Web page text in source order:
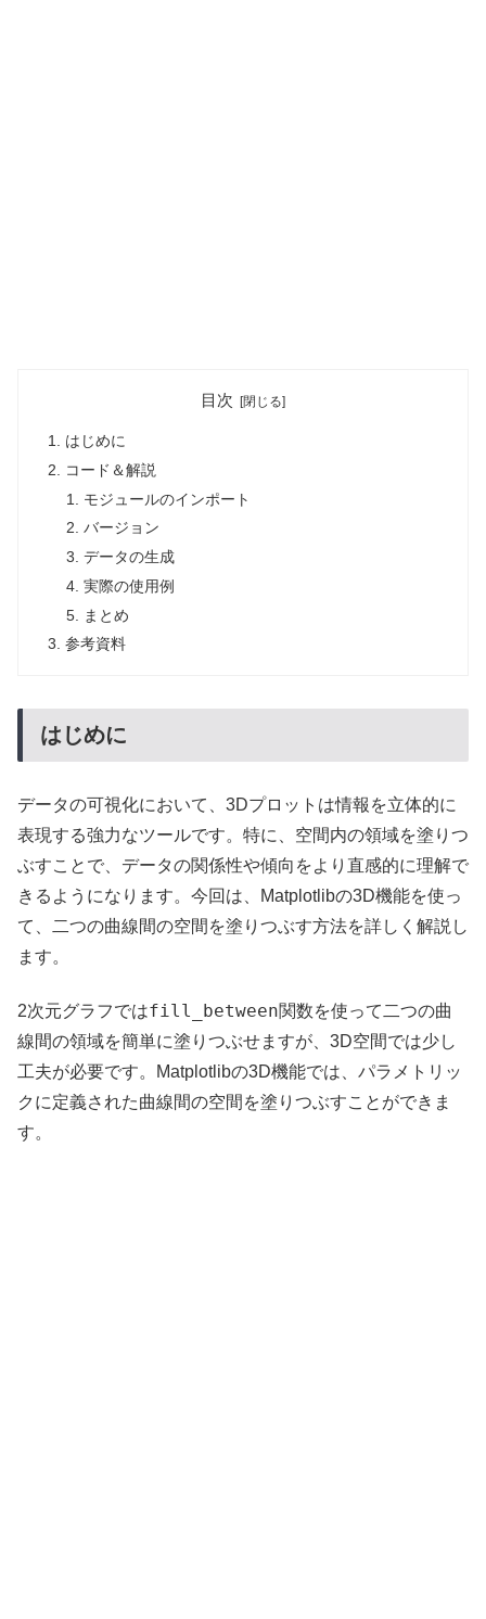
目次
はじめに
コード＆解説
モジュールのインポート
バージョン
データの生成
実際の使用例
まとめ
参考資料
はじめに
データの可視化において、3Dプロットは情報を立体的に
表現する強力なツールです。特に、空間内の領域を塗りつ
ぶすことで、データの関係性や傾向をより直感的に理解で
きるようになります。今回は、Matplotlibの3D機能を使っ
て、二つの曲線間の空間を塗りつぶす方法を詳しく解説し
ます。
2次元グラフではfill_between関数を使って二つの曲
線間の領域を簡単に塗りつぶせますが、3D空間では少し
工夫が必要です。Matplotlibの3D機能では、パラメトリッ
クに定義された曲線間の空間を塗りつぶすことができま
す。